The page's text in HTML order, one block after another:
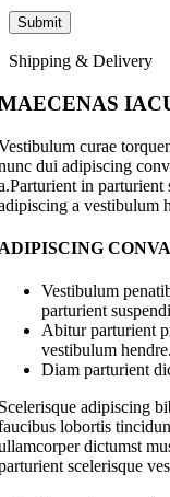
Shipping & Delivery
curae
dui adipiscing
in parturient
a vestibulum
Vestibulum
parturient
Abitur parturient
vestibulum hendre.
Diam parturient
adipiscing
lobortis
dictumst
scelerisque